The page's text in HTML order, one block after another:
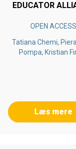
EDUCATOR
OPEN ACCESS
Tatiana Chemi,
Pompa, Kristian
Læs mere